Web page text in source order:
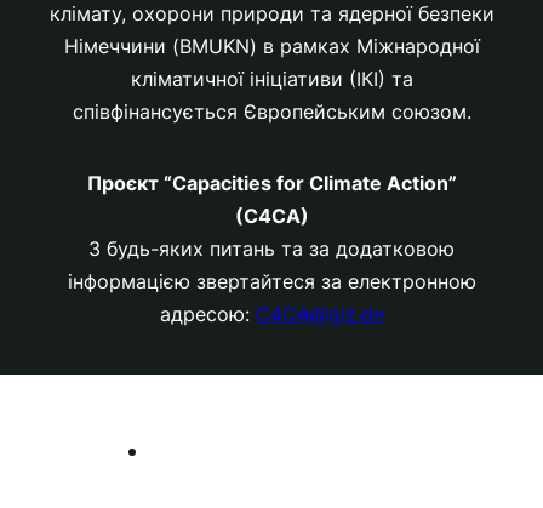
клімату, охорони природи та ядерної безпеки
Німеччини (BMUKN) в рамках Міжнародної
кліматичної ініціативи (ІКІ) та
співфінансується Європейським союзом.
Проєкт “Capacities for Climate Action”
(C4CA)
З будь-яких питань та за додатковою
інформацією звертайтеся за електронною
адресою: C4CA@giz.de